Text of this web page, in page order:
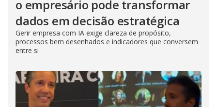
o empresário pode transformar
dados em decisão estratégica
Gerir empresa com IA exige clareza de propósito,
processos bem desenhados e indicadores que conversem
entre si